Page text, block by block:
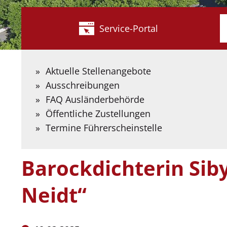
Service-Portal
Kreis Coesfeld Aktuelles Pressemeldungen
Dichtkunst trifft
Barockdichterin
Neidt“
Aktuelle Stellenangebote
Ausschreibungen
FAQ Ausländerbehörde
Öffentliche Zustellungen
Termine Führerscheinstelle